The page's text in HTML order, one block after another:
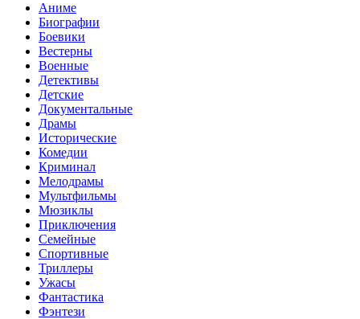
Аниме
Биографии
Боевики
Вестерны
Военные
Детективы
Детские
Документальные
Драмы
Исторические
Комедии
Криминал
Мелодрамы
Мультфильмы
Мюзиклы
Приключения
Семейные
Спортивные
Триллеры
Ужасы
Фантастика
Фэнтези